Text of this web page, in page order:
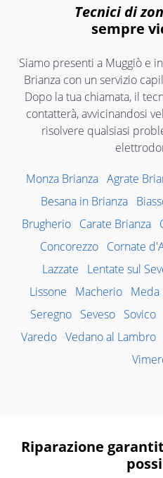
Tecnici di
sempre
Siamo presenti a Muggiò e
Brianza con un servizio
Dopo la tua chiamata, il
contatterà, avvicinandosi
risolvere qualsiasi
Monza Brianza Agrate
Besana in Brianza
Brugherio Carate Brianza
Concorezzo
Cornate
Lazzate
Lentate sul
Lissone
Macherio Meda
Seregno Seveso Sovico
Varedo Vedano al Lambro
Riparazione